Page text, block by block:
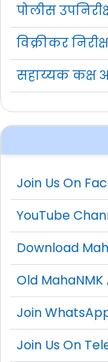
पोलीस
विक्रीकर
सहाय्यक कक्ष
Join Us On
YouTube
Download
Old
Join
Join Us On